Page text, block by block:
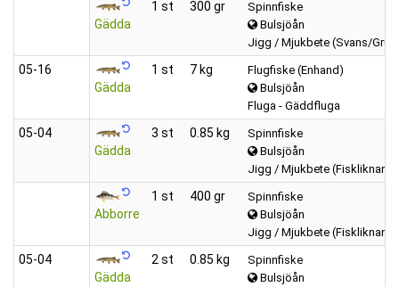
Gädda
1 st 300 gr
Spinnfiske
Bulsjöån
Jigg / Mjukbete (Svans/
05‑16
Gädda
1 st 7 kg
Flugfiske (Enhand)
Bulsjöån
Fluga - Gäddfluga
05‑04
Gädda
3 st 0.85 kg
Spinnfiske
Bulsjöån
Jigg / Mjukbete
Abborre
1 st 400 gr
Spinnfiske
Bulsjöån
Jigg / Mjukbete
05‑04
Gädda
2 st 0.85 kg
Spinnfiske
Bulsjöån